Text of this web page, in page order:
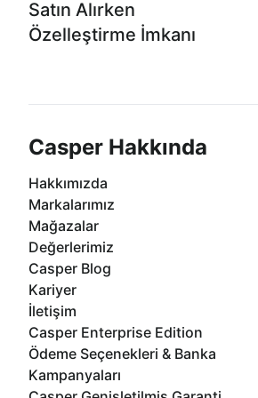
Satın Alırken
Özelleştirme İmkanı
Casper Hakkında
Hakkımızda
Markalarımız
Mağazalar
Değerlerimiz
Casper Blog
Kariyer
İletişim
Casper Enterprise Edition
Ödeme Seçenekleri & Banka
Kampanyaları